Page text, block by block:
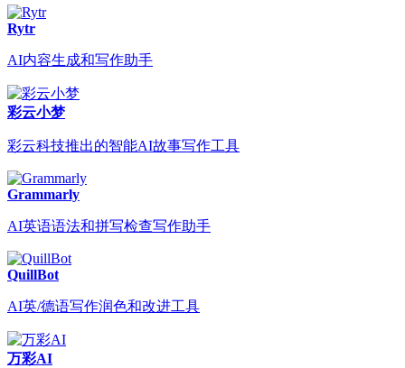
Rytr
AI内容生成和写作助手
彩云小梦
彩云科技推出的智能AI故事写作工具
Grammarly
AI英语语法和拼写检查写作助手
QuillBot
AI英/德语写作润色和改进工具
万彩AI